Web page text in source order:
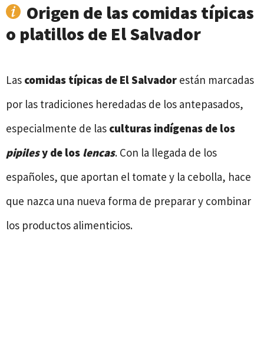
Origen de las comidas típicas
o platillos de El Salvador
Las comidas típicas de El Salvador están marcadas
por las tradiciones heredadas de los antepasados,
especialmente de las culturas indígenas de los
pipilesy de los lencas. Con la llegada de los
españoles, que aportan el tomate y la cebolla, hace
que nazca una nueva forma de preparar y combinar
los productos alimenticios.